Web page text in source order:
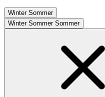
Winter Sommer
Winter Sommer Sommer